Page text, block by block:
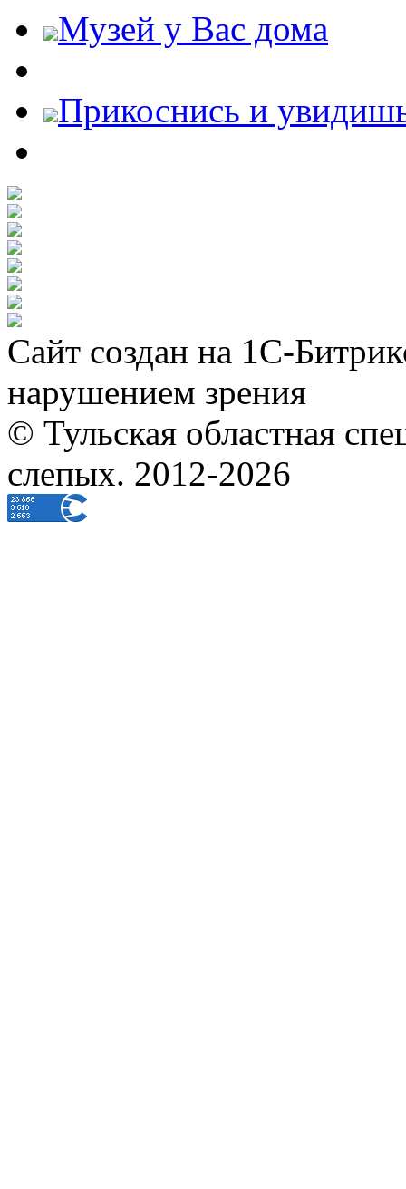
Музей у Вас дома
Прикоснись и
Сайт создан на 1С-
нарушением зрения
© Тульская областная
слепых. 2012-2026